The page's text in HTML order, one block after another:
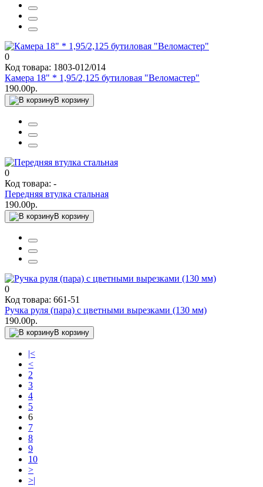
0
Код товара: 1803-012/014
Камера 18" * 1,95/2,125 бутиловая "Веломастер"
190.00р.
В корзину
0
Код товара: -
Передняя втулка стальная
190.00р.
В корзину
0
Код товара: 661-51
Ручка руля (пара) с цветными вырезками (130 мм)
190.00р.
В корзину
|<
<
2
3
4
5
6
7
8
9
10
>
>|